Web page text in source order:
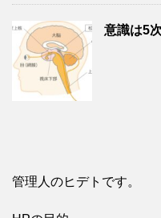
意識は5
管理人のヒデトです。